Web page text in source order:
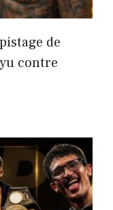
de
contre